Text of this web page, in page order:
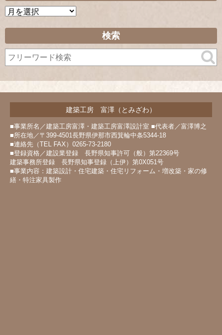
ア
イ
ブ
検索
建築工房 富澤（とみざわ）
■事業所名／建築工房富澤・建築工房富澤設計室 ■代表者／富澤博之
■所在地／〒399-4501長野県伊那市西箕輪中条5344-18
■連絡先（TEL FAX）0265-73-2180
■登録資格／建設業登録 長野県知事許可（般）第22369号
建築事務所登録 長野県知事登録（上伊）第0X051号
■事業内容：建築設計・住宅建築・住宅リフォーム・増改築・家の修
繕・特注家具製作